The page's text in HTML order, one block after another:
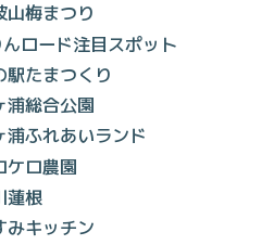
山梅まつり
んロード注目スポット
駅たまつくり
浦総合公園
浦ふれあいランド
ケロ農園
蓮根
みキッチン